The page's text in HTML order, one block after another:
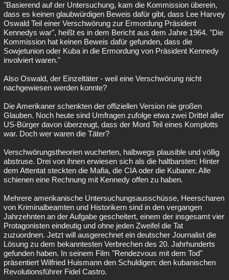
"Basierend auf der Untersuchung, kam die Kommission überein,
dass es keinen glaubwürdigen Beweis dafür gibt, dass Lee Harvey
Oswald Teil einer Verschwörung zur Ermordung Präsident
Kennedys war", heißt es in dem Bericht aus dem Jahre 1964. "Die
Kommission hat keinen Beweis dafür gefunden, dass die
Sowjetunion oder Kuba in die Ermordung von Präsident Kennedy
involviert waren."
Also Oswald, der Einzeltäter - weil eine Verschwörung nicht
nachgewiesen werden konnte?
Die Amerikaner schenkten der offiziellen Version nie großen
Glauben. Noch heute sind Umfragen zufolge etwa zwei Drittel aller
US-Bürger davon überzeugt, dass der Mord Teil eines Komplotts
war. Doch wer waren die Täter?
Verschwörungstheorien wucherten, halbwegs plausible und völlig
abstruse. Drei von ihnen erwiesen sich als die haltbarsten: Hinter
dem Attentat steckten die Mafia, die CIA oder die Kubaner. Alle
schienen eine Rechnung mit Kennedy offen zu haben.
Mehrere amerikanische Untersuchungsausschüsse, Heerscharen
von Kriminalbeamten und Historikern sind in den vergangen
Jahrzehnten an der Aufgabe gescheitert, einem der insgesamt vier
Protagonisten eindeutig und ohne jeden Zweifel die Tat
zuzuordnen. Jetzt will ausgerechnet ein deutscher Journalist die
Lösung zu dem bekanntesten Verbrechen des 20. Jahrhunderts
gefunden haben. In seinem Film "Rendezvous mit dem Tod"
präsentiert Wilfried Huismann den Schuldigen: den kubanischen
Revolutionsführer Fidel Castro.